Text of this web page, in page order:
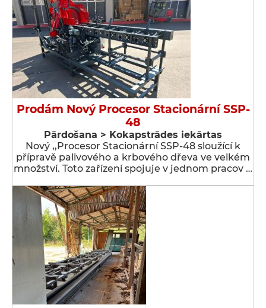
Prodám Nový Procesor Stacionární SSP-
48
Pārdošana > Kokapstrādes iekārtas
Nový ,,Procesor Stacionární SSP-48 sloužící k
přípravě palivového a krbového dřeva ve velkém
množství. Toto zařízení spojuje v jednom pracov …